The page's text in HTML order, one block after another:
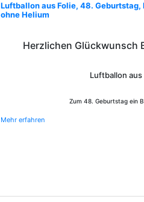
Luftballon aus Folie, 48.
ohne Helium
Herzlichen Glückwunsch
Luftballon
Zum 48. Geburtstag ein
Mehr erfahren